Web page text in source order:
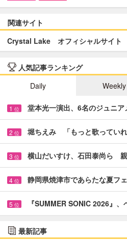
関連サイト
Crystal Lake オフィシャルサイト
人気記事ランキング
Daily
Weekly
1 位 堂本光一演出、6名のジュニ
2 位 堀ちえみ 「もっと歌ってい
3 位 横山だいすけ、石田泰尚ら
4 位 静岡県焼津市であらたな夏フ
5 位 『SUMMER SONIC 2026』
最新記事